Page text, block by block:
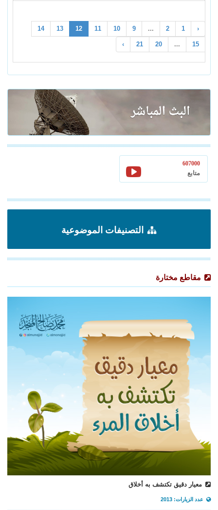
‹
1
2
...
9
10
11
12
13
14
15
...
20
21
›
607000
متابع
التصنيفات الموضوعية
مقاطع مختارة
معيار دقيق تكتشف به أخلاق
عدد الزيارات: 2013